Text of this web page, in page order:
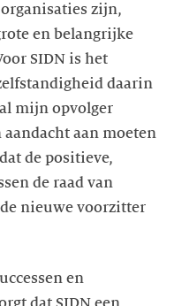
zijn,
en belangrijke
SIDN is het
daarin
mijn opvolger
aan moeten
de positieve,
de raad van
nieuwe voorzitter
en